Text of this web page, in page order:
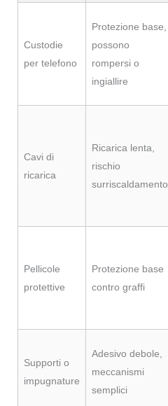
Custodie
per telefono
Protezione base,
possono
rompersi o
ingiallire
Cavi di
ricarica
Ricarica lenta,
rischio
surriscaldamento
Pellicole
protettive
Protezione base
contro graffi
Supporti o
impugnature
Adesivo debole,
meccanismi
semplici